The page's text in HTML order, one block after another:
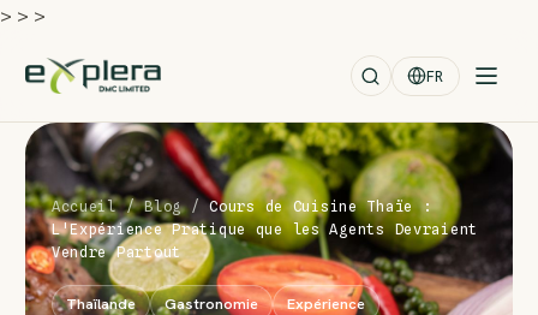
> > >
FR
Accueil / Blog /
Cours de Cuisine Thaïe :
L'Expérience Pratique que les Agents Devraient
Vendre Partout
Thaïlande Gastronomie Expérience